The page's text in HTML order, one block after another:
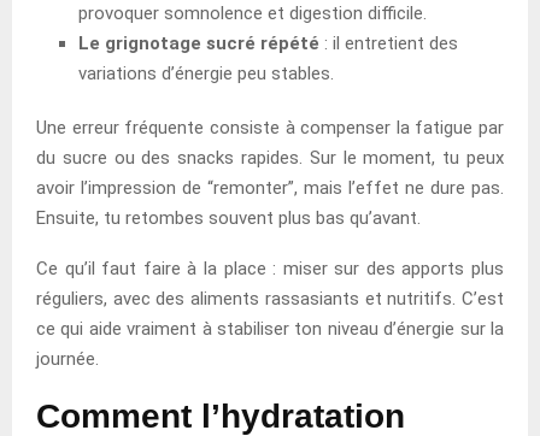
provoquer somnolence et digestion difficile.
Le grignotage sucré répété : il entretient des
variations d’énergie peu stables.
Une erreur fréquente consiste à compenser la fatigue par
du sucre ou des snacks rapides. Sur le moment, tu peux
avoir l’impression de “remonter”, mais l’effet ne dure pas.
Ensuite, tu retombes souvent plus bas qu’avant.
Ce qu’il faut faire à la place : miser sur des apports plus
réguliers, avec des aliments rassasiants et nutritifs. C’est
ce qui aide vraiment à stabiliser ton niveau d’énergie sur la
journée.
Comment l’hydratation